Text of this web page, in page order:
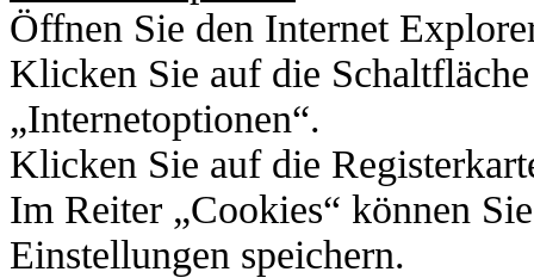
Öffnen Sie den Internet
Klicken Sie auf die
„Internetoptionen“.
Klicken Sie auf die
Im Reiter „Cookies“ können
Einstellungen speichern.